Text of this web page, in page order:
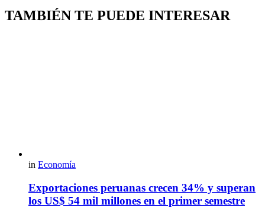
TAMBIÉN TE PUEDE INTERESAR
in Economía
Exportaciones peruanas crecen 34% y superan
los US$ 54 mil millones en el primer semestre